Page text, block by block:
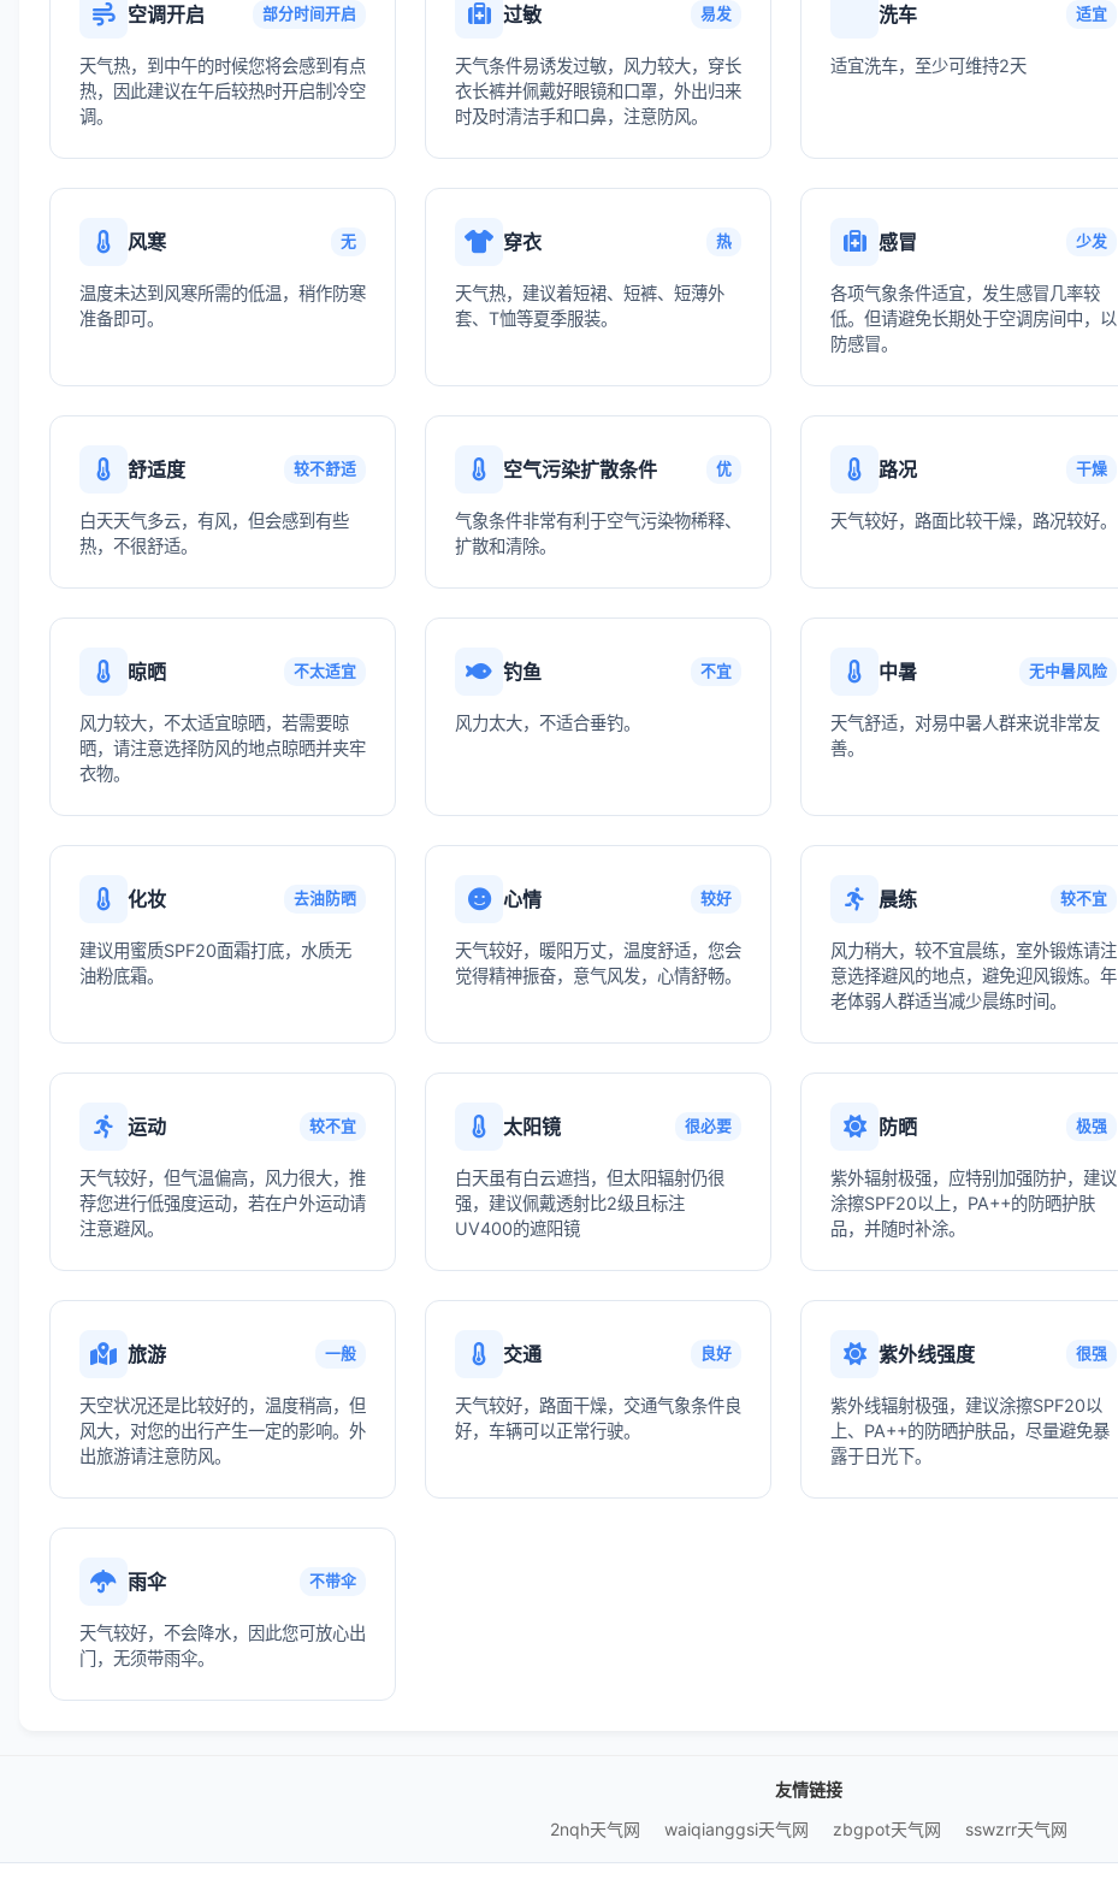
空调开启 部分时间开启
天气热，到中午的时候您将会感到有点
热，因此建议在午后较热时开启制冷空
调。
过敏 易发
天气条件易诱发过敏，风力较大，穿长
衣长裤并佩戴好眼镜和口罩，外出归来
时及时清洁手和口鼻，注意防风。
洗车 适宜
适宜洗车，至少可维持2天
风寒 无
温度未达到风寒所需的低温，稍作防寒
准备即可。
穿衣 热
天气热，建议着短裙、短裤、短薄外
套、T恤等夏季服装。
感冒 少发
各项气象条件适宜，发生感冒几率较
低。但请避免长期处于空调房间中，以
防感冒。
舒适度 较不舒适
白天天气多云，有风，但会感到有些
热，不很舒适。
空气污染扩散条件 优
气象条件非常有利于空气污染物稀释、
扩散和清除。
路况 干燥
天气较好，路面比较干燥，路况较好。
晾晒 不太适宜
风力较大，不太适宜晾晒，若需要晾
晒，请注意选择防风的地点晾晒并夹牢
衣物。
钓鱼 不宜
风力太大，不适合垂钓。
中暑 无中暑风险
天气舒适，对易中暑人群来说非常友
善。
化妆 去油防晒
建议用蜜质SPF20面霜打底，水质无
油粉底霜。
心情 较好
天气较好，暖阳万丈，温度舒适，您会
觉得精神振奋，意气风发，心情舒畅。
晨练 较不宜
风力稍大，较不宜晨练，室外锻炼请注
意选择避风的地点，避免迎风锻炼。年
老体弱人群适当减少晨练时间。
运动 较不宜
天气较好，但气温偏高，风力很大，推
荐您进行低强度运动，若在户外运动请
注意避风。
太阳镜 很必要
白天虽有白云遮挡，但太阳辐射仍很
强，建议佩戴透射比2级且标注
UV400的遮阳镜
防晒 极强
紫外辐射极强，应特别加强防护，建议
涂擦SPF20以上，PA++的防晒护肤
品，并随时补涂。
旅游 一般
天空状况还是比较好的，温度稍高，但
风大，对您的出行产生一定的影响。外
出旅游请注意防风。
交通 良好
天气较好，路面干燥，交通气象条件良
好，车辆可以正常行驶。
紫外线强度 很强
紫外线辐射极强，建议涂擦SPF20以
上、PA++的防晒护肤品，尽量避免暴
露于日光下。
雨伞 不带伞
天气较好，不会降水，因此您可放心出
门，无须带雨伞。
友情链接
2nqh天气网
waiqianggsi天气网 zbgpot天气网 sswzrr天气网